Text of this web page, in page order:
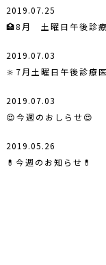
2019.07.25
🏥8月 土曜日午後診
2019.07.03
🔆7月土曜日午後診療
2019.07.03
😍今週のおしらせ😍
2019.05.26
💊今週のお知らせ💊